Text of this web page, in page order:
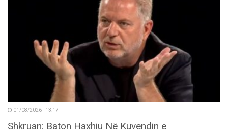
01/08/2026 - 13:17
Shkruan: Baton Haxhiu Në Kuvendin e